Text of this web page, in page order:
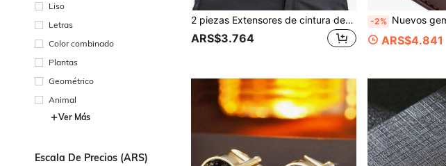
Liso
Letras
Color combinado
Plantas
Geométrico
Animal
Ver Más
Escala De Precios (ARS)
2 piezas Extensores de cintura de pantalón negro, Extensores de cintura ajustables multifuncionales de goma suave, regalo ideal para hombres, escolares, elegantes, casuales, de negocios y de temporada de bodas para el novio y los padrinos
ARS$3.764
-2% Nuevos gemelos de cristal austriaco para hombres,
ARS$4.841